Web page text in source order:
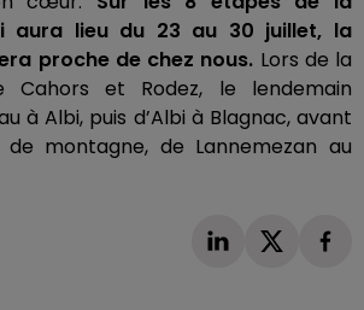
aura lieu du 23 au 30 juillet, la
proche de chez nous. Lors de la
et Rodez, le lendemain
à Albi, puis d’Albi à Blagnac, avant
montagne, de Lannemezan au